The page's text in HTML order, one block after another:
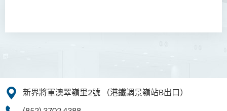
犯罪及安保科學(榮譽)學士
健康科學（榮譽）學士 (兼讀
制銜接課程)
新界將軍澳翠嶺里2號
（港鐵調景嶺站B出口）